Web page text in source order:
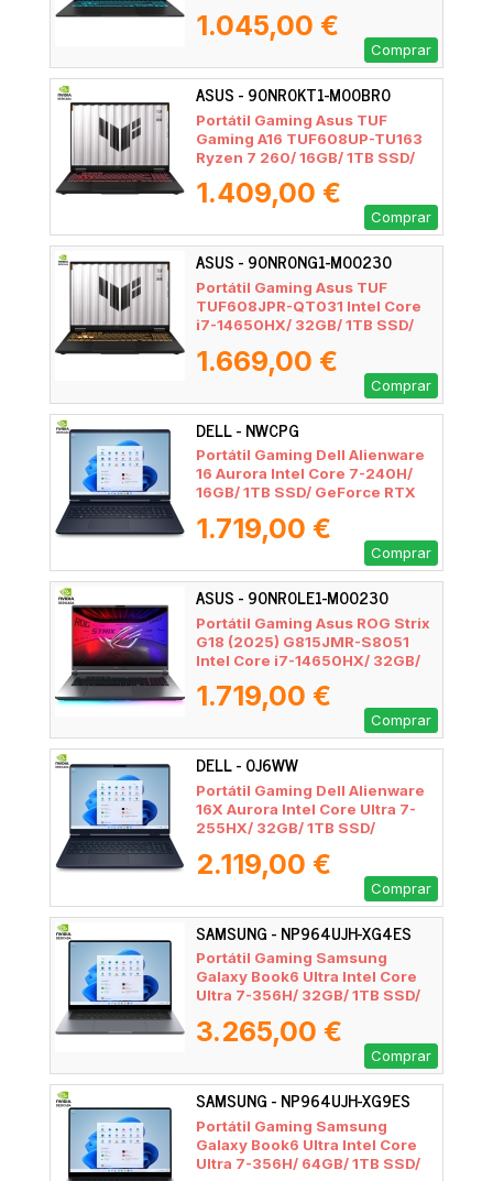
Sistema Operativo
1.045,00 €
Comprar
ASUS - 90NR0KT1-M00BR0
Portátil Gaming Asus TUF
Gaming A16 TUF608UP-TU163
Ryzen 7 260/ 16GB/ 1TB SSD/
Sistema Operativo
1.409,00 €
Comprar
ASUS - 90NR0NG1-M00230
Portátil Gaming Asus TUF
TUF608JPR-QT031 Intel Core
i7-14650HX/ 32GB/ 1TB SSD/
Sistema Operativo
1.669,00 €
Comprar
DELL - NWCPG
Portátil Gaming Dell Alienware
16 Aurora Intel Core 7-240H/
16GB/ 1TB SSD/ GeForce RTX
1.719,00 €
Comprar
ASUS - 90NR0LE1-M00230
Portátil Gaming Asus ROG Strix
G18 (2025) G815JMR-S8051
Intel Core i7-14650HX/ 32GB/
18"/ Sin Sistema Operativo
1.719,00 €
Comprar
DELL - 0J6WW
Portátil Gaming Dell Alienware
16X Aurora Intel Core Ultra 7-
255HX/ 32GB/ 1TB SSD/
2.119,00 €
Comprar
SAMSUNG - NP964UJH-XG4ES
Portátil Gaming Samsung
Galaxy Book6 Ultra Intel Core
Ultra 7-356H/ 32GB/ 1TB SSD/
Win11 Pro
3.265,00 €
Comprar
SAMSUNG - NP964UJH-XG9ES
Portátil Gaming Samsung
Galaxy Book6 Ultra Intel Core
Ultra 7-356H/ 64GB/ 1TB SSD/